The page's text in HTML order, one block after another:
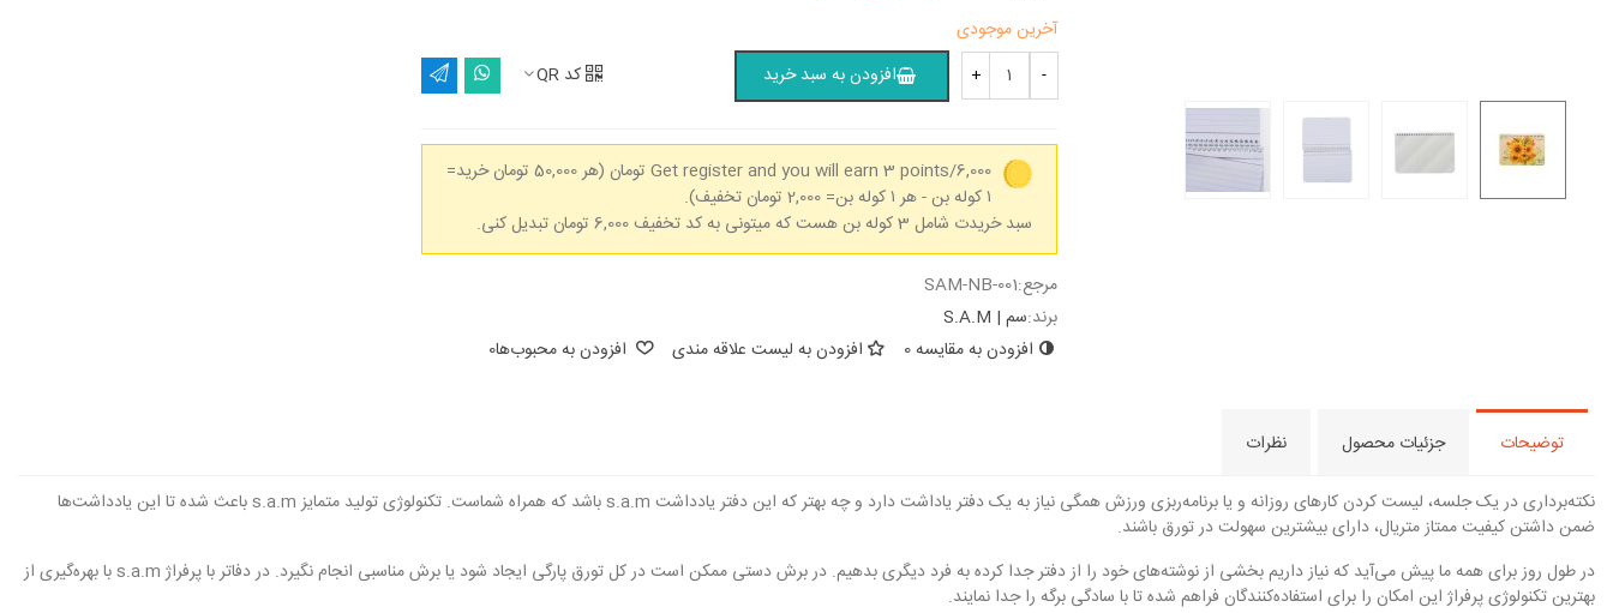
آخرین موجودی
-
+ افزودن به سبد خرید کد QR
Get register and you will earn 3 points/6,000 تومان
(هر 50,000 تومان خرید=
۱ کوله بن - هر ۱ کوله بن= 2,000 تومان تخفیف).
سبد خریدت شامل 3 کوله بن هست که میتونی به کد تخفیف 6,000 تومان تبدیل کنی.
مرجع:SAM-NB-001
برند:سم | S.A.M
افزودن به مقایسه0 افزودن به لیست علاقه مندی افزودن به محبوب‌ها0
توضیحات جزئیات محصول نظرات
نکته‌برداری در یک جلسه، لیست کردن کارهای روزانه و یا برنامه‌ربزی ورزش همگی نیاز به یک دفتر یاداشت دارد و چه بهتر که این دفتر یادداشت s.a.m باشد که همراه شماست. تکنولوژی تولید متمایز s.a.m باعث شده تا این یادداشت‌ها
ضمن داشتن کیفیت ممتاز متریال، دارای بیشترین سهولت در تورق باشند.
در طول روز برای همه ما پیش می‌آید که نیاز داریم بخشی از نوشته‌های خود را از دفتر جدا کرده به فرد دیگری بدهیم. در برش دستی ممکن است در کل تورق پارگی ایجاد شود یا برش مناسبی انجام نگیرد. در دفاتر با پرفراژ s.a.m با بهره‌گیری از
بهترین تکنولوژی پرفراژ این امکان را برای استفاده‌کنندگان فراهم شده تا با سادگی برگه را جدا نمایند.